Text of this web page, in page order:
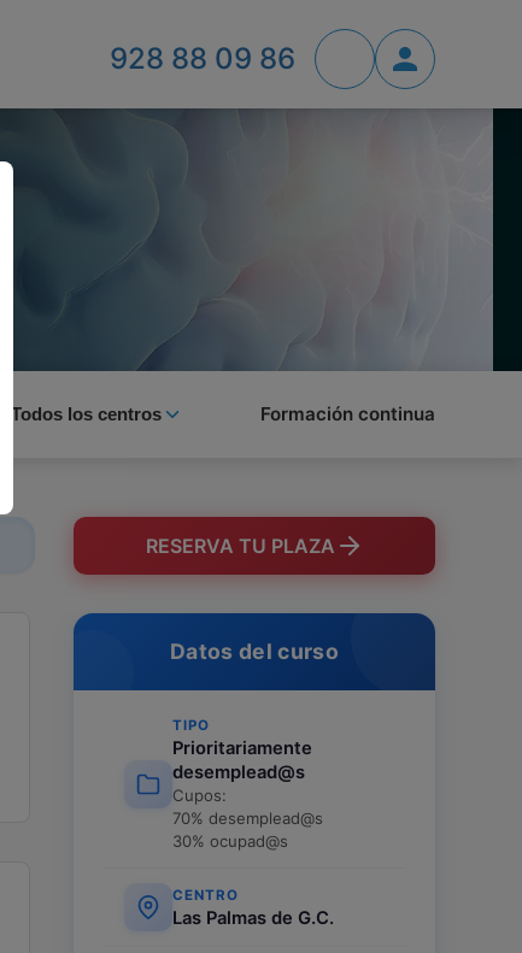
928 88 09 86
Todos los centros Formación continua
RESERVA TU PLAZA
Datos del curso
TIPO
Prioritariamente
desemplead@s
Cupos:
70% desemplead@s
30% ocupad@s
CENTRO
Las Palmas de G.C.